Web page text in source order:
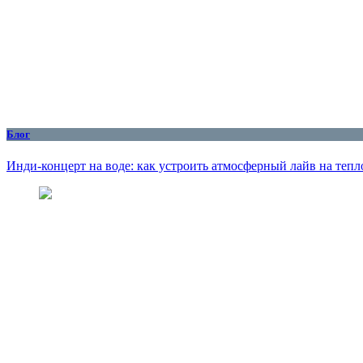
Блог
Инди-концерт на воде: как устроить атмосферный лайв на